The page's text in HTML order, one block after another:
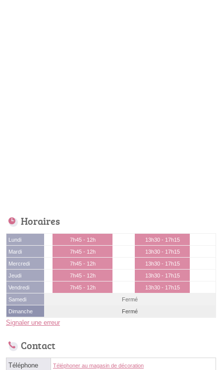
Horaires
Lundi 7h45 - 12h
13h30 - 17h15
Mardi
7h45 - 12h
13h30 - 17h15
Mercredi
7h45 - 12h
13h30 - 17h15
Jeudi
7h45 - 12h
13h30 - 17h15
Vendredi
7h45 - 12h
13h30 - 17h15
Samedi
Fermé
Dimanche
Fermé
Signaler une erreur
Contact
Téléphone Téléphoner au magasin de décoration